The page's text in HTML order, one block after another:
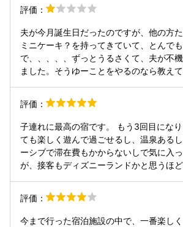
評価：
夫が今月誕生日だったのですが、他の方
ミニケーキ？を持ってきていて、とんで
で、、、、、ずっとうるさくて、夫が不
ました。そうゆーことをやるのなら教え
分が臭くて困りました。 風呂場は暑いで
出たくても着替えている最中に湯上がりに
部屋で汗が乾いて娘が風邪気味になってし
少しでいいのでなんとかなりませんか。
てお腹が空いてすいて食べ物がなくてな
を間違えました。
評価：
子連れに最高の宿です。 もう3回目にな
ても楽しく遊んで過ごせるし、温泉ある
ーシブで滞在費もかからないしで気に入
が、接客もディズニーランドかと思うほ
は感動しました。 また伺うと思います。
評価：
今まで行った宿泊施設の中で、一番楽し